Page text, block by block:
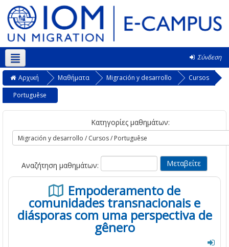
Σύνδεση
Ελληνικά ‎(el)‎
Αρχική Μαθήματα Migración y desarrollo
Cursos
Portuguêse
Κατηγορίες μαθημάτων:
Αναζήτηση μαθημάτων:
Empoderamento de
comunidades transnacionais e
diásporas com uma perspectiva de
gênero